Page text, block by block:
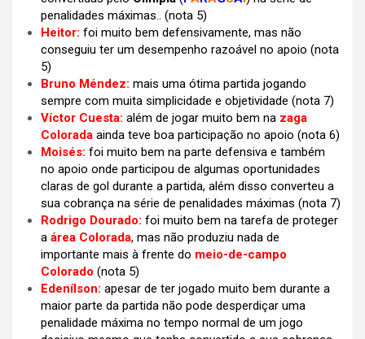
penalidades máximas.. (nota 5)
Heitor: foi muito bem defensivamente, mas não
conseguiu ter um desempenho razoável no apoio (nota
5)
Bruno Méndez: mais uma ótima partida jogando
sempre com muita simplicidade e objetividade (nota 7)
Víctor Cuesta: além de jogar muito bem na zaga
Colorada ainda teve boa participação no apoio (nota 6)
Moisés: foi muito bem na parte defensiva e também
no apoio onde participou de algumas oportunidades
claras de gol durante a partida, além disso converteu a
sua cobrança na série de penalidades máximas (nota 7)
Rodrigo Dourado: foi muito bem na tarefa de proteger
a área Colorada, mas não produziu nada de
importante mais à frente do meio-de-campo
Colorado (nota 5)
Edenílson: apesar de ter jogado muito bem durante a
maior parte da partida não pode desperdiçar uma
penalidade máxima no tempo normal de um jogo